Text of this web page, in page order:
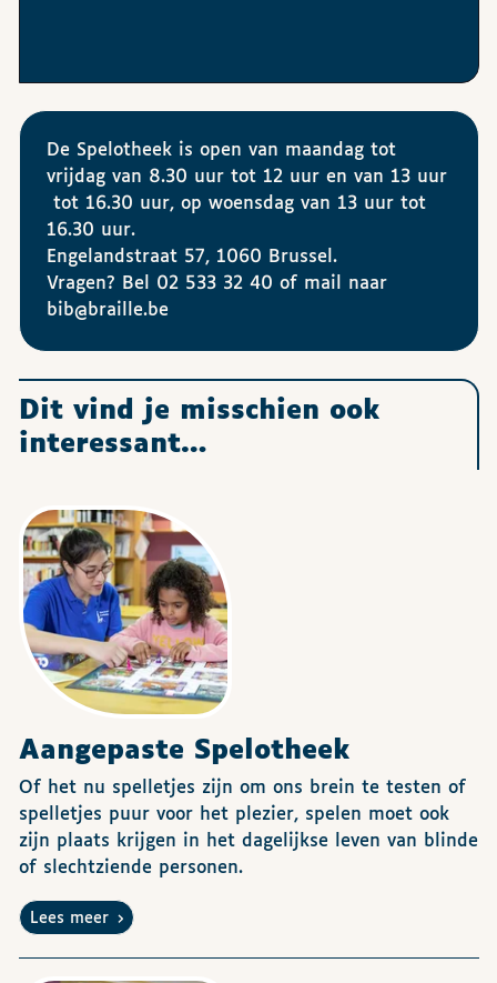
De Spelotheek is open van maandag tot
vrijdag van 8.30 uur tot 12 uur en van 13 uur
tot 16.30 uur, op woensdag van 13 uur tot
16.30 uur.
Engelandstraat 57, 1060 Brussel.
Vragen? Bel 02 533 32 40 of mail naar
bib@braille.be
Dit vind je misschien ook
interessant…
Aangepaste Spelotheek
Of het nu spelletjes zijn om ons brein te testen of
spelletjes puur voor het plezier, spelen moet ook
zijn plaats krijgen in het dagelijkse leven van blinde
of slechtziende personen.
Lees meer